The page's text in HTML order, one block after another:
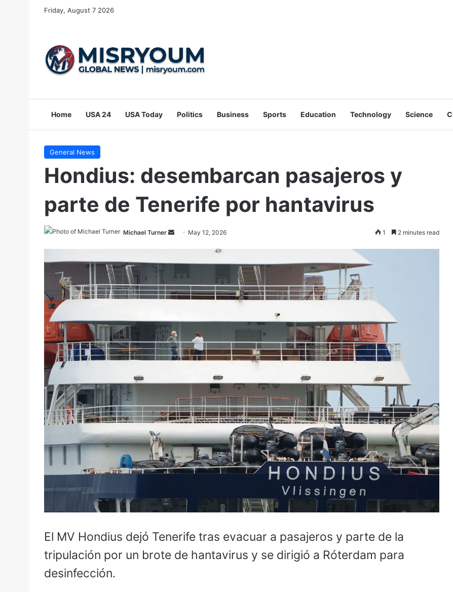
Friday, August 7 2026
Home USA 24 USA Today Politics Business Sports Education Technology Science
General News
Hondius: desembarcan pasajeros y
parte de Tenerife por hantavirus
Michael Turner
Send May 12, 2026 1 2 minutes read
El MV Hondius dejó Tenerife tras evacuar a pasajeros y parte de la
tripulación por un brote de hantavirus y se dirigió a Róterdam para
desinfección.